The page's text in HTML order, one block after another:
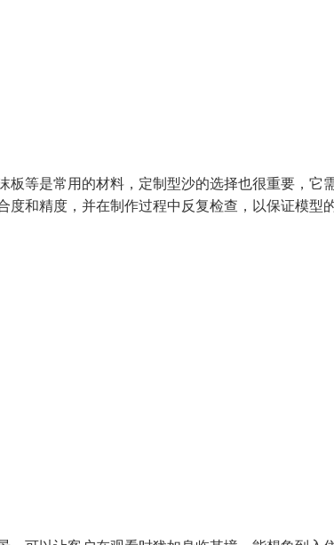
等是常用的材料，定制型沙的选择也很重要，它
和精度，并在制作过程中反复检查，以保证模型